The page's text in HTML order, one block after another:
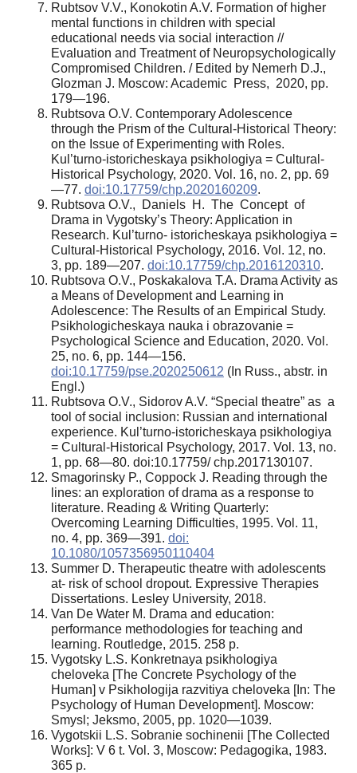
Rubtsov V.V., Konokotin A.V. Formation of higher
mental functions in children with special
educational needs via social interaction //
Evaluation and Treatment of Neuropsychologically
Compromised Children. / Edited by Nemerh D.J.,
Glozman J. Moscow: Academic Press, 2020, pp.
179—196.
Rubtsova O.V. Contemporary Adolescence
through the Prism of the Cultural-Historical Theory:
on the Issue of Experimenting with Roles.
Kul’turno-istoricheskaya psikhologiya = Cultural-
Historical Psychology, 2020. Vol. 16, no. 2, pp. 69
—77. doi:10.17759/chp.2020160209.
Rubtsova O.V., Daniels H. The Concept of
Drama in Vygotsky’s Theory: Application in
Research. Kul’turno- istoricheskaya psikhologiya =
Cultural-Historical Psychology, 2016. Vol. 12, no.
3, pp. 189—207. doi:10.17759/chp.2016120310.
Rubtsova O.V., Poskakalova T.A. Drama Activity as
a Means of Development and Learning in
Adolescence: The Results of an Empirical Study.
Psikhologicheskaya nauka i obrazovanie =
Psychological Science and Education, 2020. Vol.
25, no. 6, pp. 144—156.
doi:10.17759/pse.2020250612 (In Russ., аbstr. in
Engl.)
Rubtsova O.V., Sidorov A.V. “Special theatre” as a
tool of social inclusion: Russian and international
experience. Kul’turno-istoricheskaya psikhologiya
= Cultural-Historical Psychology, 2017. Vol. 13, no.
1, pp. 68—80. doi:10.17759/ chp.2017130107.
Smagorinsky P., Coppock J. Reading through the
lines: an exploration of drama as a response to
literature. Reading & Writing Quarterly:
Overcoming Learning Difficulties, 1995. Vol. 11,
no. 4, pp. 369—391. doi:
10.1080/1057356950110404
Summer D. Therapeutic theatre with adolescents
at- risk of school dropout. Expressive Therapies
Dissertations. Lesley University, 2018.
Van De Water M. Drama and education:
performance methodologies for teaching and
learning. Routledge, 2015. 258 p.
Vygotsky L.S. Konkretnaya psikhologiya
cheloveka [The Concrete Psychology of the
Human] v Psikhologija razvitiya cheloveka [In: The
Psychology of Human Development]. Мoscow:
Smysl; Jeksmo, 2005, pp. 1020—1039.
Vygotskii L.S. Sobranie sochinenii [The Collected
Works]: V 6 t. Vol. 3, Moscow: Pedagogika, 1983.
365 p.